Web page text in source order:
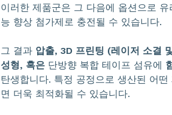
이러한 제품군은 그 다음에 옵션으로
능 향상 첨가제로 충전될 수 있습니다.
그 결과 압출, 3D 프린팅 (레이저 소결
성형, 혹은단방향 복합 테이프 섬유에
탄생합니다. 특정 공정으로 생산된 어
면 더욱 최적화될 수 있습니다.